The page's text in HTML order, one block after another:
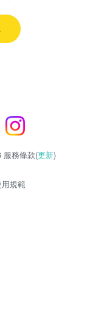
服務條款(更新)
規範